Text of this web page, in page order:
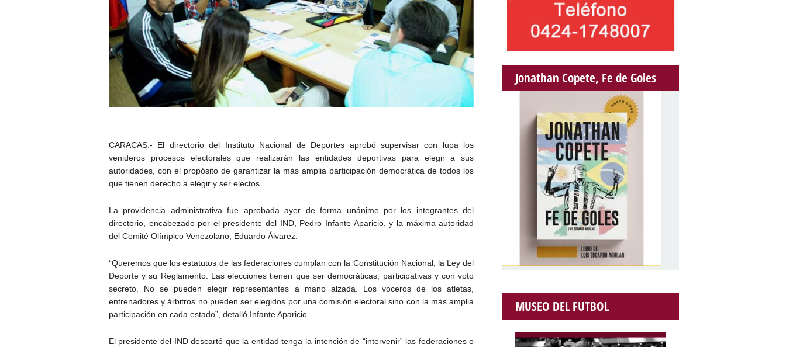
CARACAS.- El directorio del Instituto Nacional de Deportes aprobó supervisar con lupa los
venideros procesos electorales que realizarán las entidades deportivas para elegir a sus
autoridades, con el propósito de garantizar la más amplia participación democrática de todos los
que tienen derecho a elegir y ser electos.
La providencia administrativa fue aprobada ayer de forma unánime por los integrantes del
directorio, encabezado por el presidente del IND, Pedro Infante Aparicio, y la máxima autoridad
del Comité Olímpico Venezolano, Eduardo Álvarez.
“Queremos que los estatutos de las federaciones cumplan con la Constitución Nacional, la Ley del
Deporte y su Reglamento. Las elecciones tienen que ser democráticas, participativas y con voto
secreto. No se pueden elegir representantes a mano alzada. Los voceros de los atletas,
entrenadores y árbitros no pueden ser elegidos por una comisión electoral sino con la más amplia
participación en cada estado”, detalló Infante Aparicio.
El presidente del IND descartó que la entidad tenga la intención de “intervenir” las federaciones o
Jonathan Copete, Fe de Goles
MUSEO DEL FUTBOL